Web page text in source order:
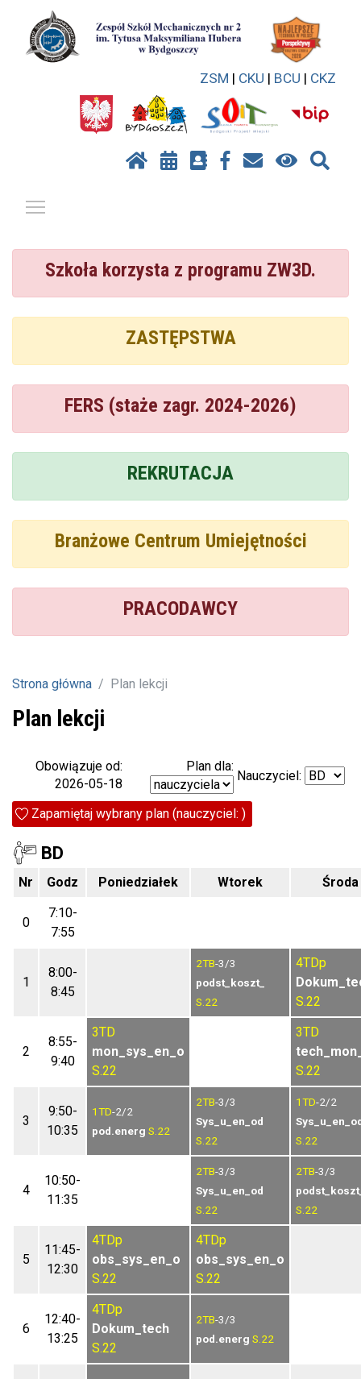
ZSM | CKU | BCU | CKZ
Szkoła korzysta z programu ZW3D.
ZASTĘPSTWA
FERS (staże zagr. 2024-2026)
REKRUTACJA
Branżowe Centrum Umiejętności
PRACODAWCY
Strona główna Plan lekcji
Plan lekcji
Obowiązuje od:
2026-05-18
Plan dla:
Nauczyciel:
Zapamiętaj wybrany plan (nauczyciel: )
BD
Nr Godz Poniedziałek Wtorek Środa
0
7:10-
7:55
1
8:00-
8:45
2TB-3/3
podst_koszt_
S.22
4TDp
S.22
2
8:55-
9:40
3TD
mon_sys_en_o
S.22
3TD
S.22
3
9:50-
10:35
1TD-2/2
pod.energ S.22
2TB-3/3
Sys_u_en_od
S.22
1TD-2/2
S.22
4
10:50-
11:35
2TB-3/3
Sys_u_en_od
S.22
2TB-3/3
S.22
5
11:45-
12:30
4TDp
obs_sys_en_o
S.22
4TDp
obs_sys_en_o
S.22
6
12:40-
13:25
4TDp
Dokum_tech
S.22
2TB-3/3
pod.energ S.22